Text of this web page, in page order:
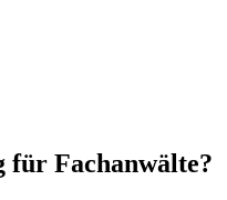
für Fachanwälte?